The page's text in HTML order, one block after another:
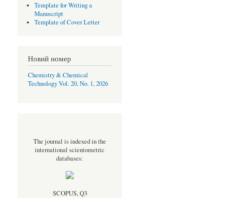
Template for Writing a
Manuscript
Template of Cover Letter
Новий номер
Chemistry & Chemical
Technology Vol. 20, No. 1, 2026
The journal is indexed in the
international scientometric
databases:
SCOPUS, Q3